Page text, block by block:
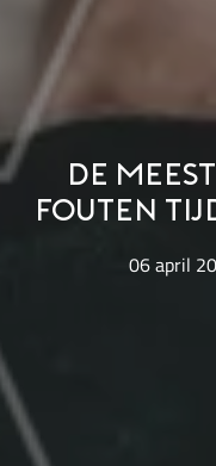
De
fouten
06 april